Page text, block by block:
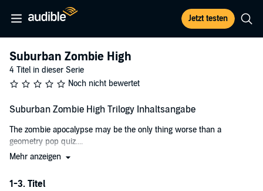
Jetzt testen
Suburban Zombie High
4 Titel in dieser Serie
Noch nicht bewertet
Suburban Zombie High Trilogy Inhaltsangabe
The zombie apocalypse may be the only thing worse than a
geometry pop quiz....
Three books of zombie infestations and over-the-top hilarity.
Boxford High pranksters cause a chemistry lab to go wrong and
Mehr anzeigen
1-3. Titel